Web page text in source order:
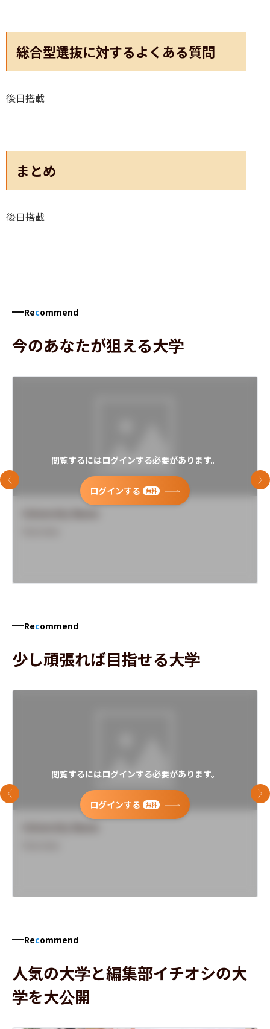
総合型選抜に対するよくある質問
後日搭載
まとめ
後日搭載
Recommend
今のあなたが狙える大学
閲覧するにはログインする必要があります。
ログインする 無料
前のスライド 次
Recommend
少し頑張れば目指せる大学
閲覧するにはログインする必要があります。
ログインする 無料
前のスライド 次
Recommend
人気の大学と編集部イチオシの大
学を大公開